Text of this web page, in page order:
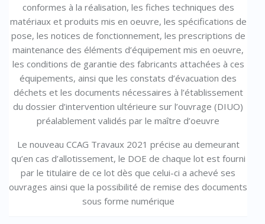
conformes à la réalisation, les fiches techniques des
matériaux et produits mis en oeuvre, les spécifications de
pose, les notices de fonctionnement, les prescriptions de
maintenance des éléments d’équipement mis en oeuvre,
les conditions de garantie des fabricants attachées à ces
équipements, ainsi que les constats d’évacuation des
déchets et les documents nécessaires à l’établissement
du dossier d’intervention ultérieure sur l’ouvrage (DIUO)
préalablement validés par le maître d’oeuvre
Le nouveau CCAG Travaux 2021 précise au demeurant
qu’en cas d’allotissement, le DOE de chaque lot est fourni
par le titulaire de ce lot dès que celui-ci a achevé ses
ouvrages ainsi que la possibilité de remise des documents
sous forme numérique